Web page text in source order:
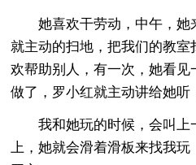
她喜欢干劳动，中午，她
就主动的扫地，把我们的教
欢帮助别人，有一次，她看
做了，罗小红就主动讲给她听
我和她玩的时候，会叫上
上，她就会滑着滑板来找我